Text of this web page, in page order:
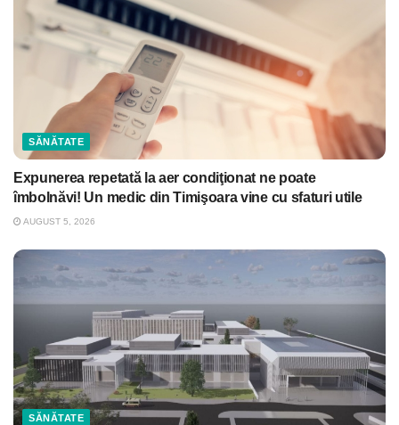
SĂNĂTATE
Expunerea repetată la aer condiţionat ne poate
îmbolnăvi! Un medic din Timişoara vine cu sfaturi utile
AUGUST 5, 2026
SĂNĂTATE